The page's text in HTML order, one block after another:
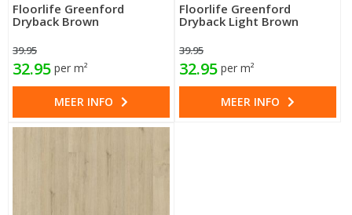
Floorlife Greenford
Dryback Brown
39.95
32.95 per m²
MEER INFO
Floorlife Greenford
Dryback Light Brown
39.95
32.95 per m²
MEER INFO